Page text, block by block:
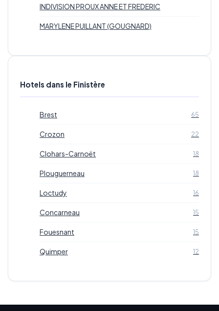
INDIVISION PROUX ANNE ET FREDERIC
MARYLENE PUILLANT (GOUGNARD)
Hotels dans le Finistère
Brest 65
Crozon 22
Clohars-Carnoët 18
Plouguerneau 18
Loctudy 16
Concarneau 15
Fouesnant 15
Quimper 12